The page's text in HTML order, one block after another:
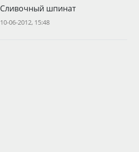
Сливочный шпинат
10-06-2012, 15:48